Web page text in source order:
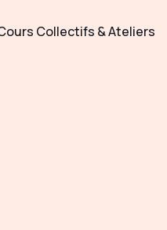
Collectifs & Ateliers